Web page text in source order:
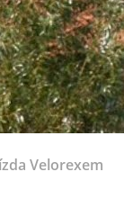
Velorexem